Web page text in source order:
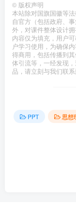
© 版权声明
本站除对国旗国徽等
自官方（包括政府、
外，对课件整体设计
内容仅为填充，用户
户学习使用，为确保
得商用，包括传播到
体引流等，一经发现
品，请立刻与我们联系
PPT 思想